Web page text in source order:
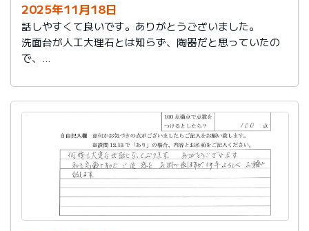
2025年11月18日
話しやすくて良いです。ありがとうございました。
洗面台が人工大理石とは知らず、陶器だと思っていたの
で、